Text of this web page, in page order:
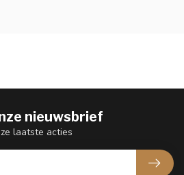
nieuwsbrief
laatste acties